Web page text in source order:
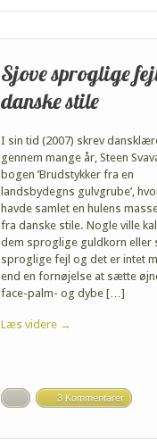
Sjove sproglige
danske stile
I sin tid (2007) skrev
gennem mange år, Steen
bogen ’Brudstykker fra en
landsbydegns gulvgrube’,
havde samlet en hulens
fra danske stile. Nogle ville
dem sproglige guldkorn eller
sproglige fejl og det er intet
end en fornøjelse at sætte
face-palm- og dybe […]
Læs videre →
3 Kommentarer